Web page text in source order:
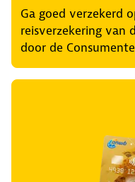
Ga goed verzekerd
reisverzekering van
door de